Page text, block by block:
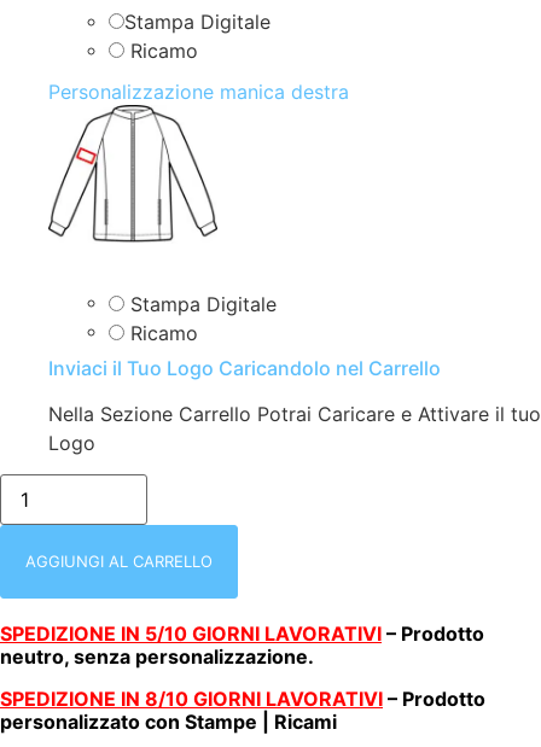
Stampa Digitale
Ricamo
Personalizzazione manica destra
Stampa Digitale
Ricamo
Inviaci il Tuo Logo Caricandolo nel Carrello
Nella Sezione Carrello Potrai Caricare e Attivare il tuo
Logo
5092
NERO
02
OSLO
GILET
|
TRAPUNTATO
SMANICATO
|
ANTIVENTO
AGGIUNGI AL CARRELLO
SPEDIZIONE IN 5/10 GIORNI LAVORATIVI – Prodotto
neutro, senza personalizzazione.
SPEDIZIONE IN 8/10 GIORNI LAVORATIVI – Prodotto
personalizzato con Stampe | Ricami